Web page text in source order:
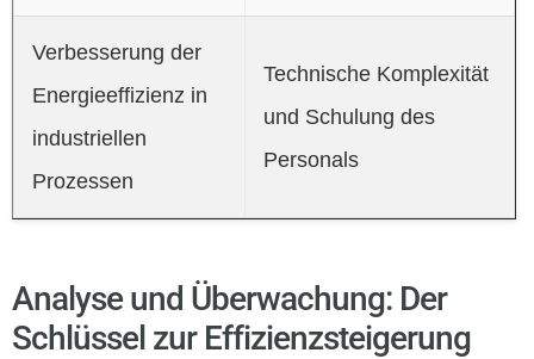
Verbesserung der
Energieeffizienz in
industriellen
Prozessen
Technische Komplexität
und Schulung des
Personals
Analyse und Überwachung: Der
Schlüssel zur Effizienzsteigerung